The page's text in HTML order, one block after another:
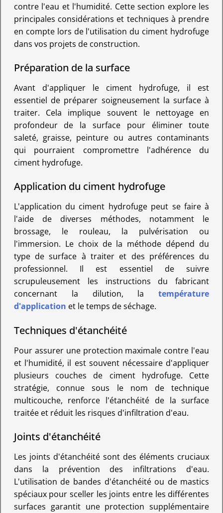
contre l'eau et l'humidité. Cette section explore les
principales considérations et techniques à prendre
en compte lors de l'utilisation du ciment hydrofuge
dans vos projets de construction.
Préparation de la surface
Avant d'appliquer le ciment hydrofuge, il est
essentiel de préparer soigneusement la surface à
traiter. Cela implique souvent le nettoyage en
profondeur de la surface pour éliminer toute
saleté, graisse, peinture ou autres contaminants
qui pourraient compromettre l'adhérence du
ciment hydrofuge.
Application du ciment hydrofuge
L'application du ciment hydrofuge peut se faire à
l'aide de diverses méthodes, notamment le
brossage, le rouleau, la pulvérisation ou
l'immersion. Le choix de la méthode dépend du
type de surface à traiter et des préférences du
professionnel. Il est essentiel de suivre
scrupuleusement les instructions du fabricant
concernant la dilution, latempérature
d'application et le temps de séchage.
Techniques d'étanchéité
Pour assurer une protection maximale contre l'eau
et l'humidité, il est souvent nécessaire d'appliquer
plusieurs couches de ciment hydrofuge. Cette
stratégie, connue sous le nom de technique
multicouche, renforce l'étanchéité de la surface
traitée et réduit les risques d'infiltration d'eau.
Joints d'étanchéité
Les joints d'étanchéité sont des éléments cruciaux
dans la prévention des infiltrations d'eau.
L'utilisation de bandes d'étanchéité ou de mastics
spéciaux pour sceller les joints entre les différentes
surfaces garantit une protection supplémentaire